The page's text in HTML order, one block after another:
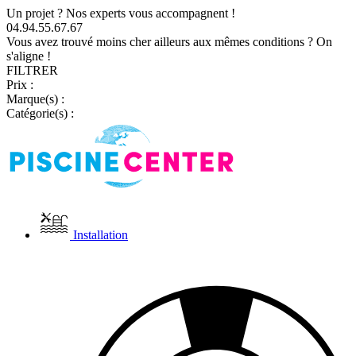
Un projet ? Nos experts vous accompagnent !
04.94.55.67.67
Vous avez trouvé moins cher ailleurs aux mêmes conditions ? On
s'aligne !
FILTRER
Prix :
Marque(s) :
Catégorie(s) :
Installation